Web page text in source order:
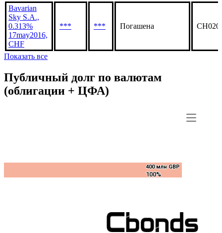
Bavarian
Sky S.A.,
0.313%
17may2016,
CHF
*** *** Погашена
Показать все
Публичный долг по валютам
(облигации + ЦФА)
400 млн GBP
100%
400 млн GBP
100%